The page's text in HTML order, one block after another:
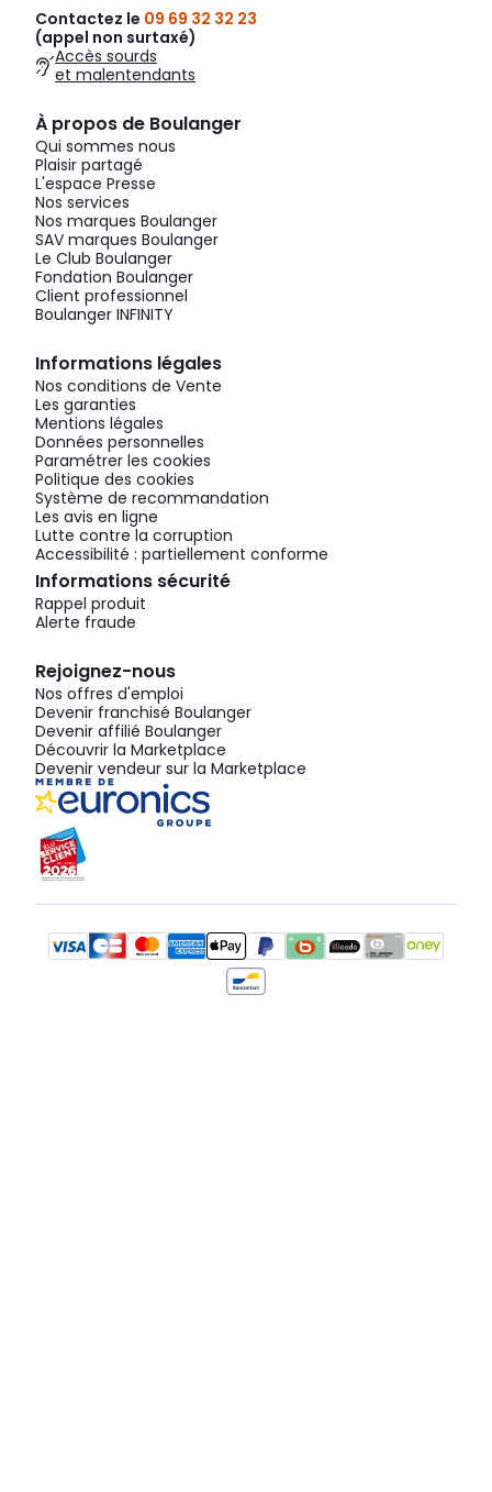
Contactez le 09 69 32 32 23
(appel non surtaxé)
Accès sourds
et malentendants
À propos de Boulanger
Qui sommes nous
Plaisir partagé
L'espace Presse
Nos services
Nos marques Boulanger
SAV marques Boulanger
Le Club Boulanger
Fondation Boulanger
Client professionnel
Boulanger INFINITY
Informations légales
Nos conditions de Vente
Les garanties
Mentions légales
Données personnelles
Paramétrer les cookies
Politique des cookies
Système de recommandation
Les avis en ligne
Lutte contre la corruption
Accessibilité : partiellement conforme
Informations sécurité
Rappel produit
Alerte fraude
Rejoignez-nous
Nos offres d'emploi
Devenir franchisé Boulanger
Devenir affilié Boulanger
Découvrir la Marketplace
Devenir vendeur sur la Marketplace